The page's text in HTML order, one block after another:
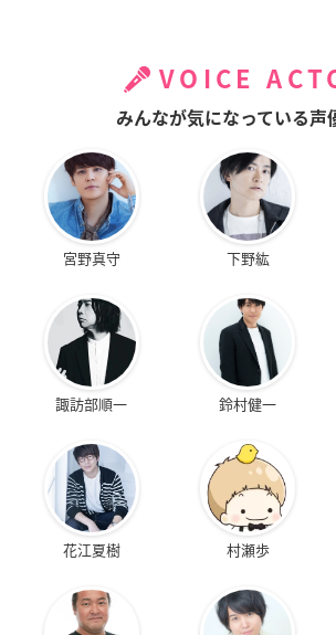
VOICE
みんなが気になっている声
宮野真守 下野紘
諏訪部順一 鈴村健一
花江夏樹 村瀬歩